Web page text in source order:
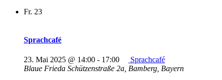
Fr. 23
Sprachcafé
23. Mai 2025 @ 14:00 - 17:00
Sprachcafé
Blaue Frieda Schützenstraße 2a, Bamberg, Bayern